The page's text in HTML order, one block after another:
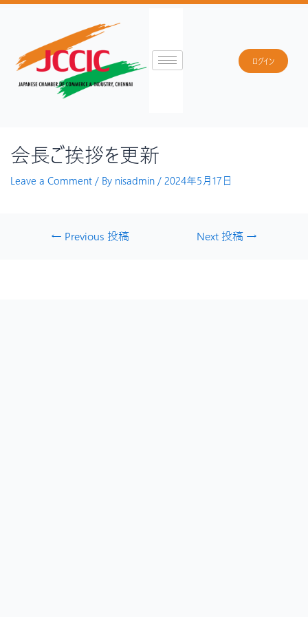
ログイン
会長ご挨拶を更新
Leave a Comment / By nisadmin / 2024年5月17日
← Previous 投稿 Next 投稿 →